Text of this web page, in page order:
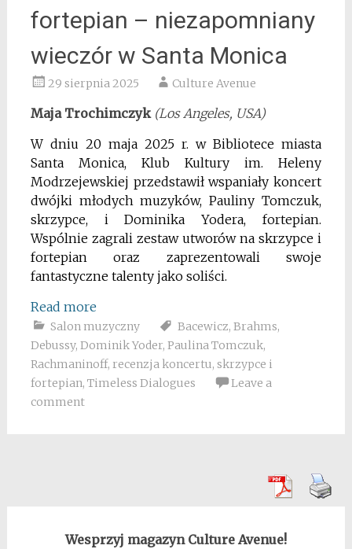
fortepian – niezapomniany
wieczór w Santa Monica
29 sierpnia 2025 Culture Avenue
Maja Trochimczyk (Los Angeles, USA)
W dniu 20 maja 2025 r. w Bibliotece miasta
Santa Monica, Klub Kultury im. Heleny
Modrzejewskiej przedstawił wspaniały koncert
dwójki młodych muzyków, Pauliny Tomczuk,
skrzypce, i Dominika Yodera, fortepian.
Wspólnie zagrali zestaw utworów na skrzypce i
fortepian oraz zaprezentowali swoje
fantastyczne talenty jako soliści.
Read more
Salon muzyczny Bacewicz, Brahms,
Debussy, Dominik Yoder, Paulina Tomczuk,
Rachmaninoff, recenzja koncertu, skrzypce i
fortepian, Timeless Dialogues
Leave a
comment
Wesprzyj magazyn Culture Avenue!